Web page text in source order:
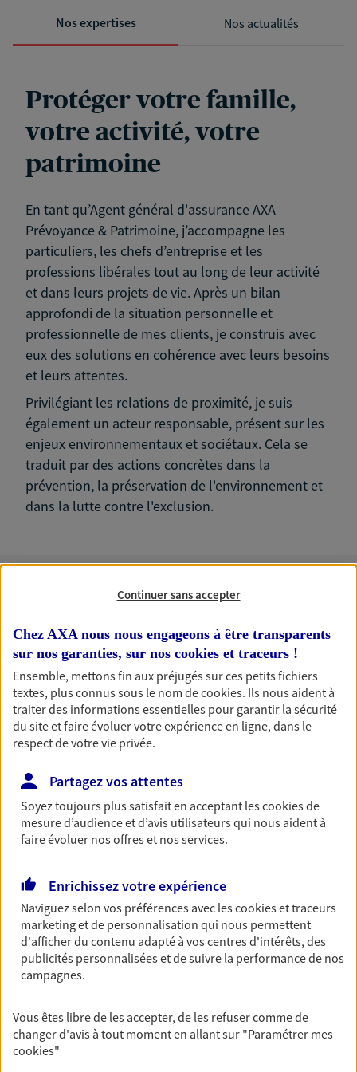
Nos expertises Nos actualités
Protéger votre famille,
votre activité, votre
patrimoine
En tant qu’Agent général d'assurance AXA
Prévoyance & Patrimoine, j’accompagne les
particuliers, les chefs d’entreprise et les
professions libérales tout au long de leur activité
et dans leurs projets de vie. Après un bilan
approfondi de la situation personnelle et
professionnelle de mes clients, je construis avec
eux des solutions en cohérence avec leurs besoins
et leurs attentes.
Privilégiant les relations de proximité, je suis
également un acteur responsable, présent sur les
enjeux environnementaux et sociétaux. Cela se
traduit par des actions concrètes dans la
prévention, la préservation de l'environnement et
dans la lutte contre l'exclusion.
Nos expertises
Accompagner vos projets de
vie
Achat immobilier, installation, départ à la retraite…
Autant de moments de vie qui nécessitent des solutions
cohérent avec vos besoins
Accompagner les
entreprises
Comme vous, nous sommes des indépendants. Nous
bâtissons ensemble des solutions cohérentes pour
protéger votre activité, vos collaborateurs... mais aussi
vous-même et votre famille.
Vous aider à constituer une
épargne
Continuer sans accepter
Chez AXA nous nous engageons à être transparents
sur nos garanties, sur nos cookies et traceurs !
Ensemble, mettons fin aux préjugés sur ces petits fichiers
textes, plus connus sous le nom decookies. Ils nous aident à
traiter des informations essentielles pour garantir la sécurité
du site et faire évoluer votre expérience en ligne, dans le
respect de votre vie privée.
Partagez vos attentes
Soyez toujours plus satisfait en acceptant lescookiesde
mesure d’audience et d’avis utilisateurs qui nous aident à
faire évoluer nos offres et nos services.
Enrichissez votre expérience
Naviguez selon vos préférences avec lescookies et traceurs
marketing et de personnalisation qui nous permettent
d'afficher du contenu adapté à vos centres d'intérêts, des
publicités personnalisées et de suivre la performance de nos
campagnes.
Vous êtes libre de les accepter, de les refuser comme de
changer d'avis à tout moment en allant sur "Paramétrer mes
cookies"